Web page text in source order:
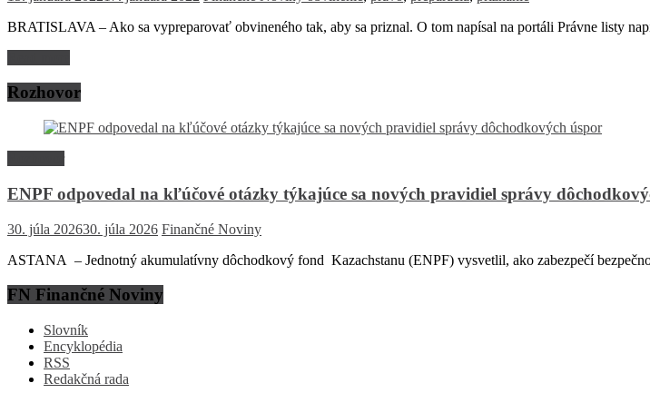
BRATISLAVA – Ako sa vypreparovať obvineného tak, aby sa priznal. O tom napísal na portáli Právne listy
Rozhovor
ENPF odpovedal na kľúčové otázky týkajúce sa nových pravidiel správy
30. júla 202630. júla 2026 Finančné Noviny
ASTANA – Jednotný akumulatívny dôchodkový fond Kazachstanu (ENPF) vysvetlil, ako zabezpečí
FN Finančné Noviny
Slovník
Encyklopédia
RSS
Redakčná rada